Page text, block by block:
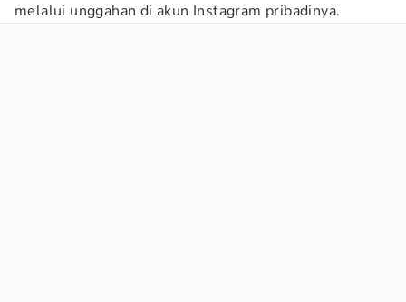
melalui unggahan di akun Instagram pribadinya.